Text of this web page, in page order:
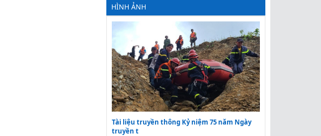
HÌNH ẢNH
Tài liệu truyền thông Kỷ niệm 75 năm Ngày
truyền t